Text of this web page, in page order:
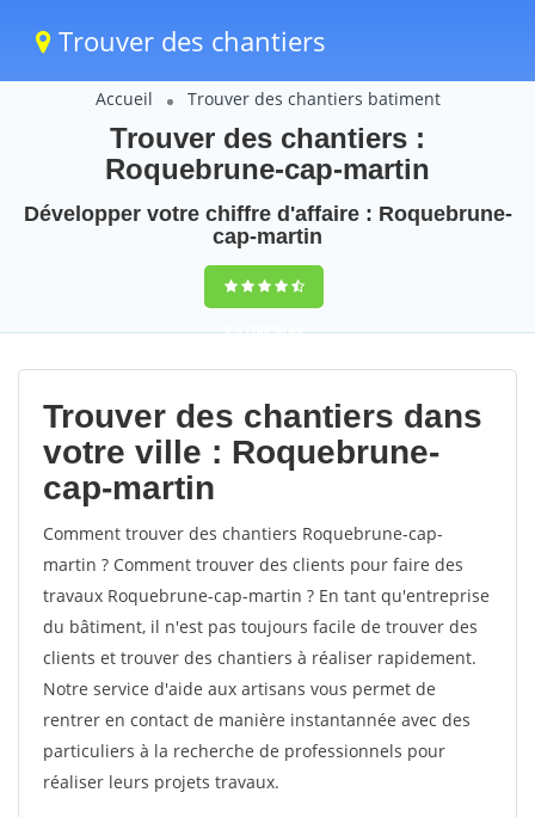
Trouver des chantiers
Accueil Trouver des chantiers batiment
Trouver des chantiers :
Roquebrune-cap-martin
Développer votre chiffre d'affaire : Roquebrune-
cap-martin
9,5(100%)69
votes
Trouver des chantiers dans
votre ville : Roquebrune-
cap-martin
Comment trouver des chantiers Roquebrune-cap-
martin ? Comment trouver des clients pour faire des
travaux Roquebrune-cap-martin ? En tant qu'entreprise
du bâtiment, il n'est pas toujours facile de trouver des
clients et trouver des chantiers à réaliser rapidement.
Notre service d'aide aux artisans vous permet de
rentrer en contact de manière instantannée avec des
particuliers à la recherche de professionnels pour
réaliser leurs projets travaux.